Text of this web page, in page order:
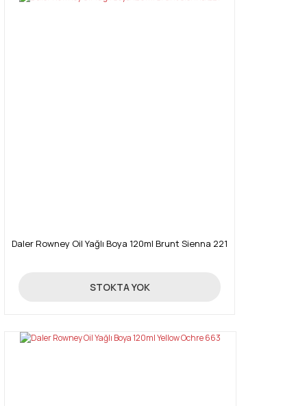
Daler Rowney Oil Yağlı Boya 120ml Brunt Sienna 221
16,03 TL
STOKTA YOK